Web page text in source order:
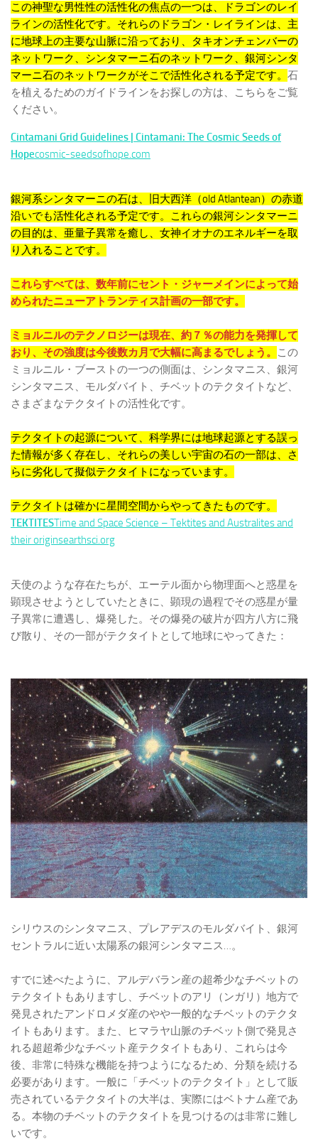
この神聖な男性性の活性化の焦点の一つは、ドラゴンのレイ
ラインの活性化です。それらのドラゴン・レイラインは、主
に地球上の主要な山脈に沿っており、タキオンチェンバーの
ネットワーク、シンタマーニ石のネットワーク、銀河シンタ
マーニ石のネットワークがそこで活性化される予定です。 石
を植えるためのガイドラインをお探しの方は、こちらをご覧
ください。
Cintamani Grid Guidelines | Cintamani: The Cosmic Seeds of
Hopecosmic-seedsofhope.com
銀河系シンタマーニの石は、旧大西洋（old Atlantean）の赤道
沿いでも活性化される予定です。これらの銀河シンタマーニ
の目的は、亜量子異常を癒し、女神イオナのエネルギーを取
り入れることです。
これらすべては、数年前にセント・ジャーメインによって始
められたニューアトランティス計画の一部です。
ミョルニルのテクノロジーは現在、約７％の能力を発揮して
おり、その強度は今後数カ月で大幅に高まるでしょう。
この
ミョルニル・ブーストの一つの側面は、シンタマニス、銀河
シンタマニス、モルダバイト、チベットのテクタイトなど、
さまざまなテクタイトの活性化です。
テクタイトの起源について、科学界には地球起源とする誤っ
た情報が多く存在し、それらの美しい宇宙の石の一部は、さ
らに劣化して擬似テクタイトになっています。
テクタイトは確かに星間空間からやってきたものです。
TEKTITESTime and Space Science – Tektites and Australites and
their originsearthsci.org
天使のような存在たちが、エーテル面から物理面へと惑星を
顕現させようとしていたときに、顕現の過程でその惑星が量
子異常に遭遇し、爆発した。その爆発の破片が四方八方に飛
び散り、その一部がテクタイトとして地球にやってきた：
シリウスのシンタマニス、プレアデスのモルダバイト、銀河
セントラルに近い太陽系の銀河シンタマニス…。
すでに述べたように、アルデバラン産の超希少なチベットの
テクタイトもありますし、チベットのアリ（ンガリ）地方で
発見されたアンドロメダ産のやや一般的なチベットのテクタ
イトもあります。また、ヒマラヤ山脈のチベット側で発見さ
れる超超希少なチベット産テクタイトもあり、これらは今
後、非常に特殊な機能を持つようになるため、分類を続ける
必要があります。一般に「チベットのテクタイト」として販
売されているテクタイトの大半は、実際にはベトナム産であ
る。本物のチベットのテクタイトを見つけるのは非常に難し
いです。